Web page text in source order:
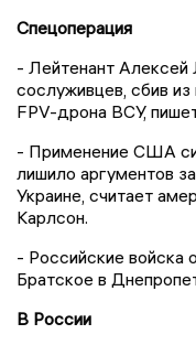
Спецоперация
- Лейтенант Алексей
сослуживцев, сбив
FPV-дрона ВСУ,
- Применение США
лишило аргументов
Украине, считает
Карлсон.
- Российские войска
Братское в
В России